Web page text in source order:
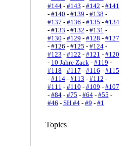
#144- #143 - #142 - #141
- #140 - #139 - #138 -
#137 - #136 - #135 - #134
- #133 - #132 - #131 -
#130 - #129 - #128 - #127
- #126 - #125 - #124-
#123 - #122 - #121 - #120
- 10 Jahre Zack- #119 -
#118 - #117 - #116 - #115
- #114- #113 - #112 -
#111 - #110 - #109 - #107
- #84- #75 - #64- #55 -
#46 - SH #4- #9 - #1
Topics